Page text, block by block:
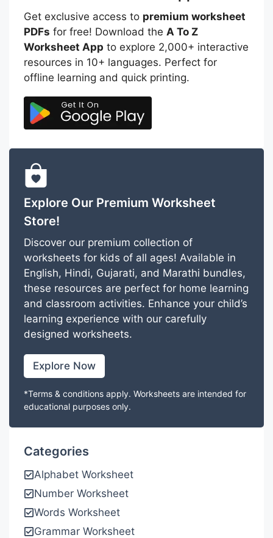
Get exclusive access to premium worksheet
PDFs for free! Download the A To Z
Worksheet App to explore 2,000+ interactive
resources in 10+ languages. Perfect for
offline learning and quick printing.
Explore Our Premium Worksheet
Store!
Discover our premium collection of
worksheets for kids of all ages! Available in
English, Hindi, Gujarati, and Marathi bundles,
these resources are perfect for home learning
and classroom activities. Enhance your child’s
learning experience with our carefully
designed worksheets.
Explore Now
*Terms & conditions apply. Worksheets are intended for
educational purposes only.
Categories
Alphabet Worksheet
Number Worksheet
Words Worksheet
Grammar Worksheet